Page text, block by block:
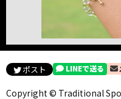
Copyright © Traditional
ポスト LINEで送る